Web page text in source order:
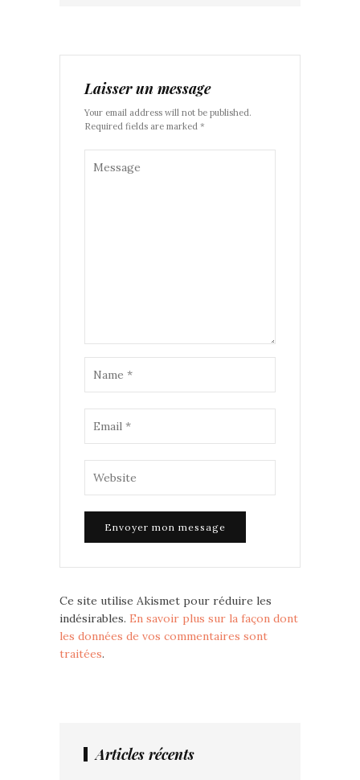
Laisser un message
Your email address will not be published.
Required fields are marked *
Ce site utilise Akismet pour réduire les
indésirables. En savoir plus sur la façon dont
les données de vos commentaires sont
traitées.
Articles récents